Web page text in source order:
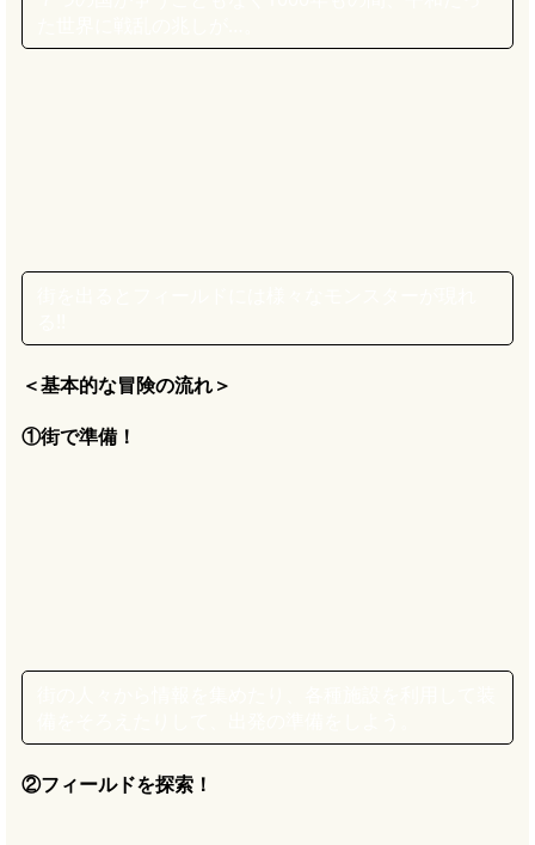
＜基本的な冒険の流れ＞
①街で準備！
②フィールドを探索！